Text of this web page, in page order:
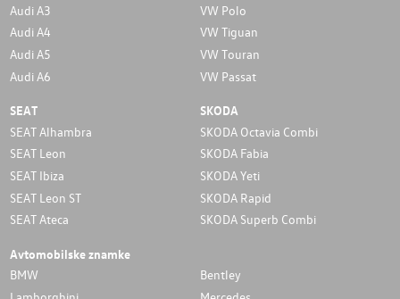
Audi A3
Audi A4
Audi A5
Audi A6
VW Polo
VW Tiguan
VW Touran
VW Passat
SEAT
SEAT Alhambra
SEAT Leon
SEAT Ibiza
SEAT Leon ST
SEAT Ateca
SKODA
SKODA Octavia Combi
SKODA Fabia
SKODA Yeti
SKODA Rapid
SKODA Superb Combi
Avtomobilske znamke
BMW
Bentley